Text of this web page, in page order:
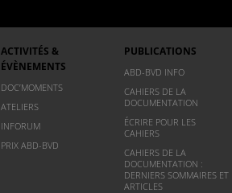
ACTIVITÉS &
ÉVÈNEMENTS
DOC’MOMENTS
ATELIERS
INFORUM
PRIX ABD-BVD
PUBLICATIONS
ABD-BVD INFO
CAHIERS DE LA
DOCUMENTATION
ÉCRIRE POUR LES
CAHIERS
CAHIERS DE LA
DOCUMENTATION :
DERNIERS SOMMAIRES ET
ARTICLES